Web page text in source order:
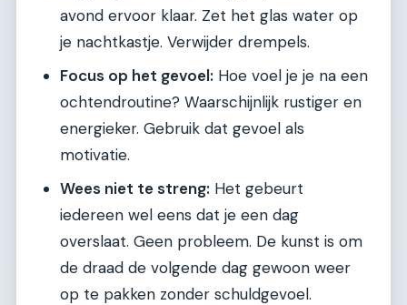
avond ervoor klaar. Zet het glas water op
je nachtkastje. Verwijder drempels.
Focus op het gevoel: Hoe voel je je na een
ochtendroutine? Waarschijnlijk rustiger en
energieker. Gebruik dat gevoel als
motivatie.
Wees niet te streng: Het gebeurt
iedereen wel eens dat je een dag
overslaat. Geen probleem. De kunst is om
de draad de volgende dag gewoon weer
op te pakken zonder schuldgevoel.